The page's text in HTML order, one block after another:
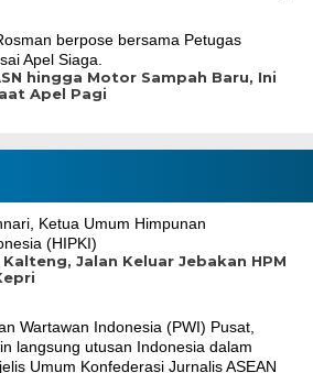
hingga Motor Sampah Baru, Ini
Apel Pagi
Jalan Keluar Jebakan HPM